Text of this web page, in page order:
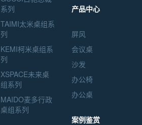
系列
TAIMI太米桌组系
列
KEMI柯米桌组系
列
XSPACE未来桌
组系列
MAIDO麦多行政
桌组系列
产品中心
屏风
会议桌
沙发
办公椅
办公桌
案例鉴赏